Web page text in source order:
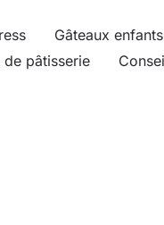
Gâteaux enfants
de pâtisserie